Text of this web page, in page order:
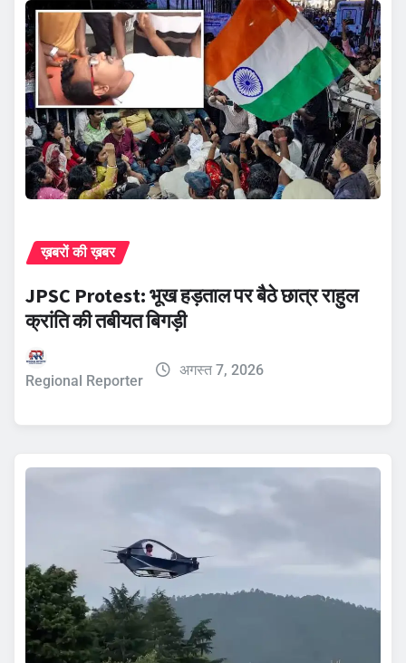
ख़बरों की ख़बर
JPSC Protest: भूख हड़ताल पर बैठे छात्र राहुल
क्रांति की तबीयत बिगड़ी
Regional Reporter
अगस्त 7, 2026